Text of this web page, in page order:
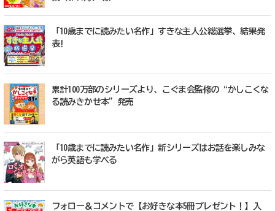
「10歳までに読みたい名作」すきな主人公総選挙、結果発
表!
累計100万部のシリーズより、こぐま会監修の“かしこくな
る読みきかせ本”発売
「10歳までに読みたい名作」新シリーズはお話を楽しみな
がら英語も学べる
フォロー＆コメントで【お好きな本5冊プレゼント！】入